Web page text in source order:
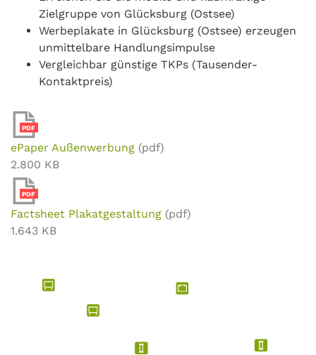
Zielgruppe von Glücksburg (Ostsee)
Werbeplakate in Glücksburg (Ostsee) erzeugen
unmittelbare Handlungsimpulse
Vergleichbar günstige TKPs (Tausender-
Kontaktpreis)
PDF
ePaper Außenwerbung (pdf)
2.800 KB
PDF
Factsheet Plakatgestaltung (pdf)
1.643 KB